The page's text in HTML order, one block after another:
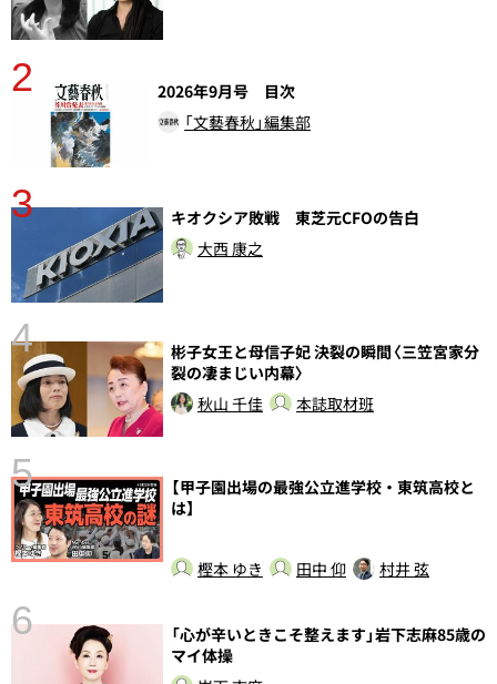
2
2026年9月号 目次
「文藝春秋」編集部
3
キオクシア敗戦 東芝元CFOの告白
大西 康之
4
彬子女王と母信子妃 決裂の瞬間〈三笠宮家分
裂の凄まじい内幕〉
秋山 千佳
本誌取材班
5
【甲子園出場の最強公立進学校・東筑高校と
は】
樫本 ゆき 田中 仰 村井 弦
6
「心が辛いときこそ整えます」岩下志麻85歳の
マイ体操